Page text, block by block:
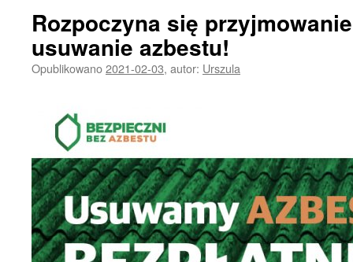
Rozpoczyna się
usuwanie azbestu!
Opublikowano2021-02-03, autor: Urszula